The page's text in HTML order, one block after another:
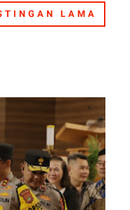
LAMA